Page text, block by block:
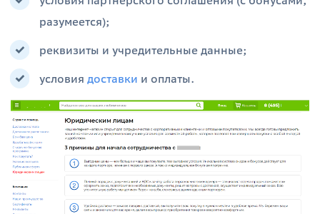
разумеется);
реквизиты и учредительные данные;
условия доставки и оплаты.